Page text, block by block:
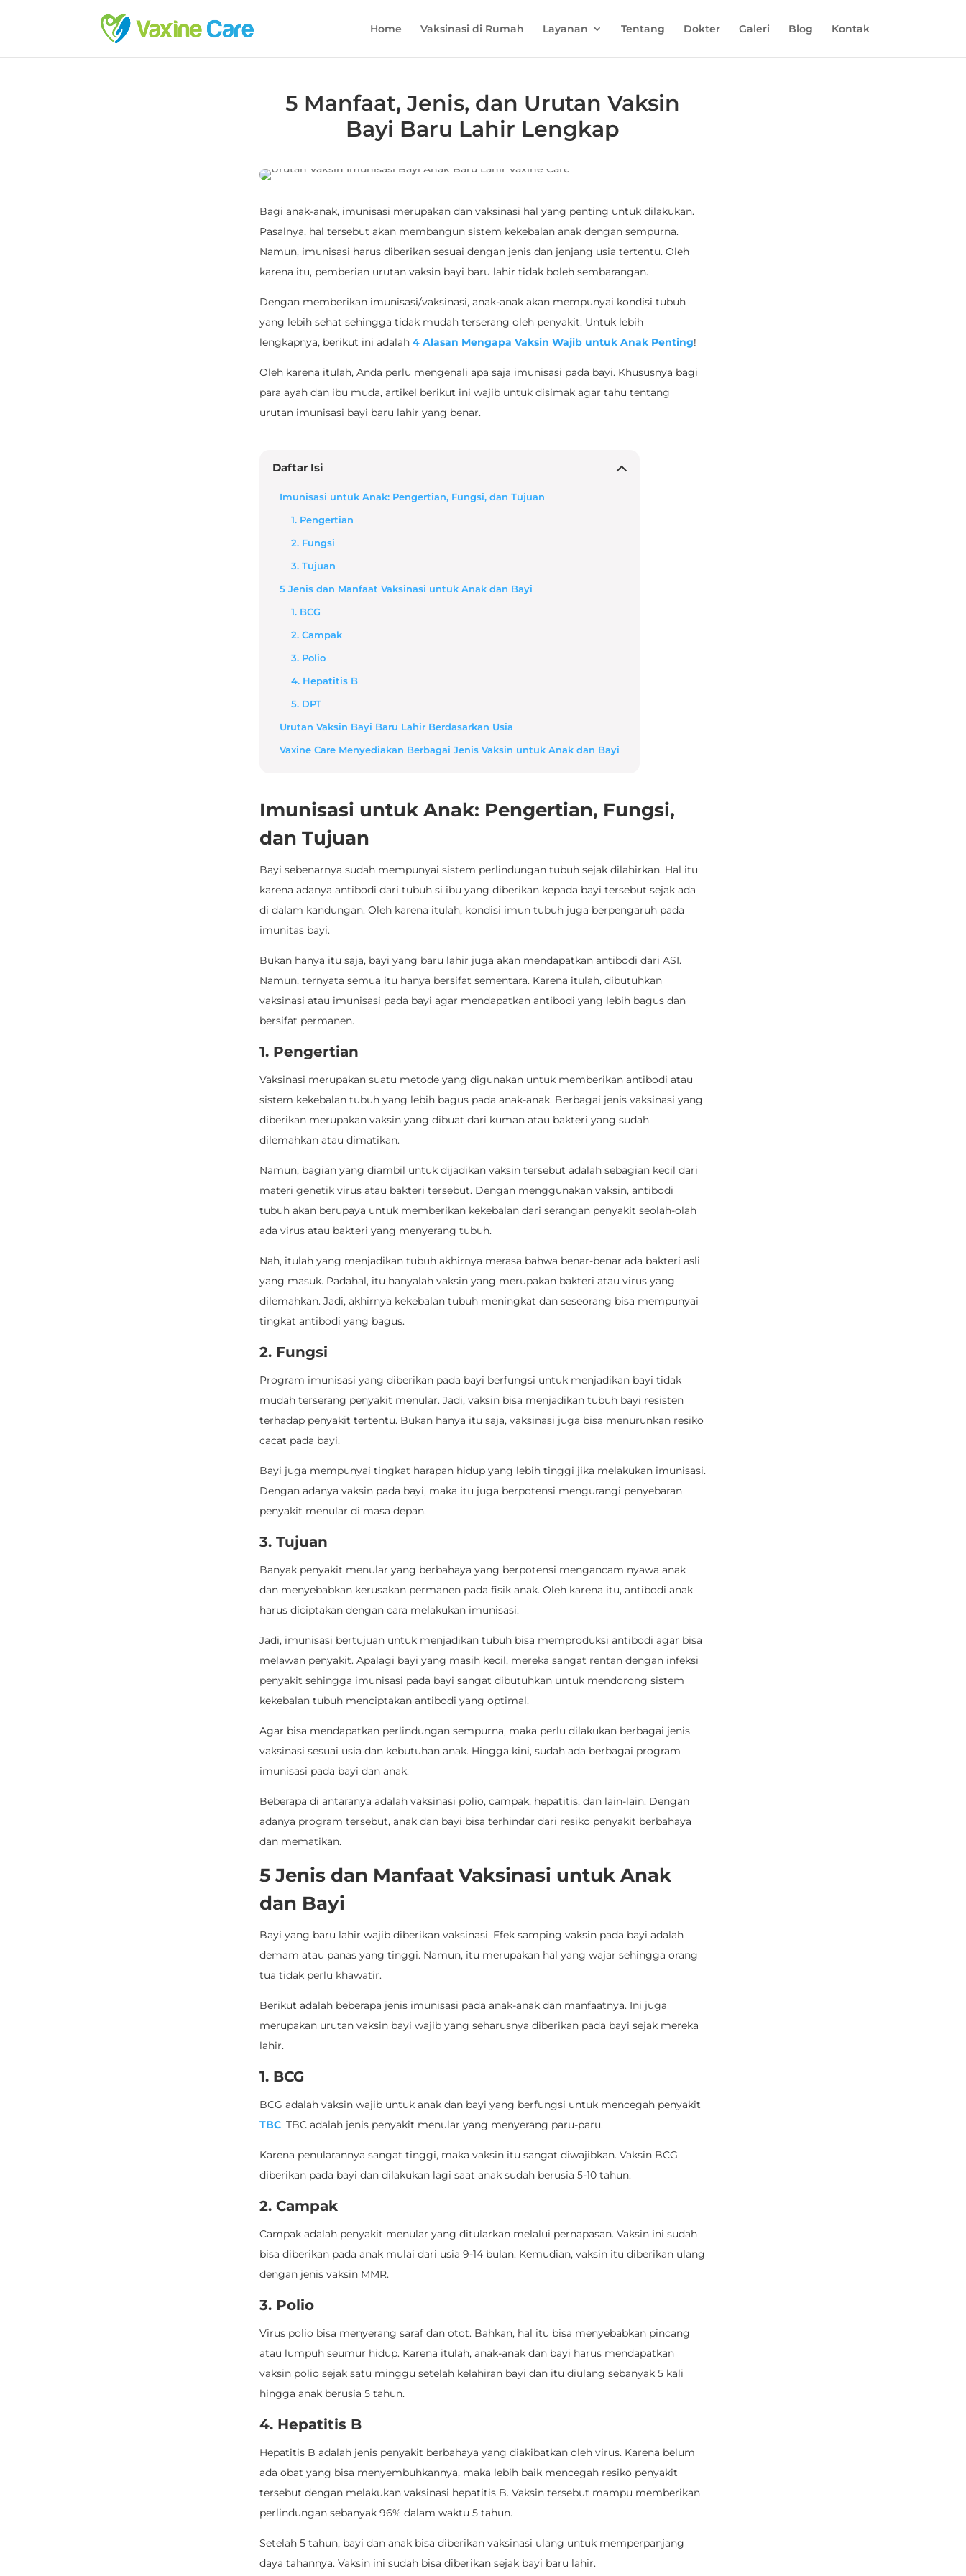
Home Vaksinasi di Rumah Layanan Tentang Dokter Galeri Blog Kontak
5 Manfaat, Jenis, dan Urutan Vaksin
Bayi Baru Lahir Lengkap
Bagi anak-anak, imunisasi merupakan dan vaksinasi hal yang penting untuk dilakukan.
Pasalnya, hal tersebut akan membangun sistem kekebalan anak dengan sempurna.
Namun, imunisasi harus diberikan sesuai dengan jenis dan jenjang usia tertentu. Oleh
karena itu, pemberian urutan vaksin bayi baru lahir tidak boleh sembarangan.
Dengan memberikan imunisasi/vaksinasi, anak-anak akan mempunyai kondisi tubuh
yang lebih sehat sehingga tidak mudah terserang oleh penyakit. Untuk lebih
lengkapnya, berikut ini adalah4 Alasan Mengapa Vaksin Wajib untuk Anak Penting!
Oleh karena itulah, Anda perlu mengenali apa saja imunisasi pada bayi. Khususnya bagi
para ayah dan ibu muda, artikel berikut ini wajib untuk disimak agar tahu tentang
urutan imunisasi bayi baru lahir yang benar.
Daftar Isi
Imunisasi untuk Anak: Pengertian, Fungsi, dan Tujuan
1. Pengertian
2. Fungsi
3. Tujuan
5 Jenis dan Manfaat Vaksinasi untuk Anak dan Bayi
1. BCG
2. Campak
3. Polio
4. Hepatitis B
5. DPT
Urutan Vaksin Bayi Baru Lahir Berdasarkan Usia
Vaxine Care Menyediakan Berbagai Jenis Vaksin untuk Anak dan Bayi
Imunisasi untuk Anak: Pengertian, Fungsi,
dan Tujuan
Bayi sebenarnya sudah mempunyai sistem perlindungan tubuh sejak dilahirkan. Hal itu
karena adanya antibodi dari tubuh si ibu yang diberikan kepada bayi tersebut sejak ada
di dalam kandungan. Oleh karena itulah, kondisi imun tubuh juga berpengaruh pada
imunitas bayi.
Bukan hanya itu saja, bayi yang baru lahir juga akan mendapatkan antibodi dari ASI.
Namun, ternyata semua itu hanya bersifat sementara. Karena itulah, dibutuhkan
vaksinasi atau imunisasi pada bayi agar mendapatkan antibodi yang lebih bagus dan
bersifat permanen.
1. Pengertian
Vaksinasi merupakan suatu metode yang digunakan untuk memberikan antibodi atau
sistem kekebalan tubuh yang lebih bagus pada anak-anak. Berbagai jenis vaksinasi yang
diberikan merupakan vaksin yang dibuat dari kuman atau bakteri yang sudah
dilemahkan atau dimatikan.
Namun, bagian yang diambil untuk dijadikan vaksin tersebut adalah sebagian kecil dari
materi genetik virus atau bakteri tersebut. Dengan menggunakan vaksin, antibodi
tubuh akan berupaya untuk memberikan kekebalan dari serangan penyakit seolah-olah
ada virus atau bakteri yang menyerang tubuh.
Nah, itulah yang menjadikan tubuh akhirnya merasa bahwa benar-benar ada bakteri asli
yang masuk. Padahal, itu hanyalah vaksin yang merupakan bakteri atau virus yang
dilemahkan. Jadi, akhirnya kekebalan tubuh meningkat dan seseorang bisa mempunyai
tingkat antibodi yang bagus.
2. Fungsi
Program imunisasi yang diberikan pada bayi berfungsi untuk menjadikan bayi tidak
mudah terserang penyakit menular. Jadi, vaksin bisa menjadikan tubuh bayi resisten
terhadap penyakit tertentu. Bukan hanya itu saja, vaksinasi juga bisa menurunkan resiko
cacat pada bayi.
Bayi juga mempunyai tingkat harapan hidup yang lebih tinggi jika melakukan imunisasi.
Dengan adanya vaksin pada bayi, maka itu juga berpotensi mengurangi penyebaran
penyakit menular di masa depan.
3. Tujuan
Banyak penyakit menular yang berbahaya yang berpotensi mengancam nyawa anak
dan menyebabkan kerusakan permanen pada fisik anak. Oleh karena itu, antibodi anak
harus diciptakan dengan cara melakukan imunisasi.
Jadi, imunisasi bertujuan untuk menjadikan tubuh bisa memproduksi antibodi agar bisa
melawan penyakit. Apalagi bayi yang masih kecil, mereka sangat rentan dengan infeksi
penyakit sehingga imunisasi pada bayi sangat dibutuhkan untuk mendorong sistem
kekebalan tubuh menciptakan antibodi yang optimal.
Agar bisa mendapatkan perlindungan sempurna, maka perlu dilakukan berbagai jenis
vaksinasi sesuai usia dan kebutuhan anak. Hingga kini, sudah ada berbagai program
imunisasi pada bayi dan anak.
Beberapa di antaranya adalah vaksinasi polio, campak, hepatitis, dan lain-lain. Dengan
adanya program tersebut, anak dan bayi bisa terhindar dari resiko penyakit berbahaya
dan mematikan.
5 Jenis dan Manfaat Vaksinasi untuk Anak
dan Bayi
Bayi yang baru lahir wajib diberikan vaksinasi. Efek samping vaksin pada bayi adalah
demam atau panas yang tinggi. Namun, itu merupakan hal yang wajar sehingga orang
tua tidak perlu khawatir.
Berikut adalah beberapa jenis imunisasi pada anak-anak dan manfaatnya. Ini juga
merupakan urutan vaksin bayi wajib yang seharusnya diberikan pada bayi sejak mereka
lahir.
1. BCG
BCG adalah vaksin wajib untuk anak dan bayi yang berfungsi untuk mencegah penyakit
TBC. TBC adalah jenis penyakit menular yang menyerang paru-paru.
Karena penularannya sangat tinggi, maka vaksin itu sangat diwajibkan. Vaksin BCG
diberikan pada bayi dan dilakukan lagi saat anak sudah berusia 5-10 tahun.
2. Campak
Campak adalah penyakit menular yang ditularkan melalui pernapasan. Vaksin ini sudah
bisa diberikan pada anak mulai dari usia 9-14 bulan. Kemudian, vaksin itu diberikan ulang
dengan jenis vaksin MMR.
3. Polio
Virus polio bisa menyerang saraf dan otot. Bahkan, hal itu bisa menyebabkan pincang
atau lumpuh seumur hidup. Karena itulah, anak-anak dan bayi harus mendapatkan
vaksin polio sejak satu minggu setelah kelahiran bayi dan itu diulang sebanyak 5 kali
hingga anak berusia 5 tahun.
4. Hepatitis B
Hepatitis B adalah jenis penyakit berbahaya yang diakibatkan oleh virus. Karena belum
ada obat yang bisa menyembuhkannya, maka lebih baik mencegah resiko penyakit
tersebut dengan melakukan vaksinasi hepatitis B. Vaksin tersebut mampu memberikan
perlindungan sebanyak 96% dalam waktu 5 tahun.
Setelah 5 tahun, bayi dan anak bisa diberikan vaksinasi ulang untuk memperpanjang
daya tahannya. Vaksin ini sudah bisa diberikan sejak bayi baru lahir.